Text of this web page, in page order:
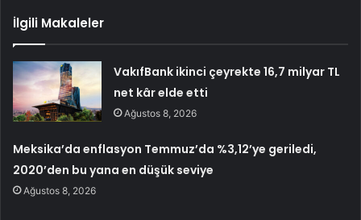
İlgili Makaleler
VakıfBank ikinci çeyrekte 16,7 milyar TL
net kâr elde etti
Ağustos 8, 2026
Meksika’da enflasyon Temmuz’da %3,12’ye geriledi,
2020’den bu yana en düşük seviye
Ağustos 8, 2026